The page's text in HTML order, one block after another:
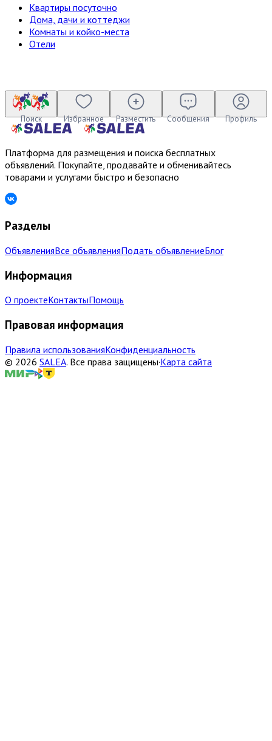
Квартиры посуточно
Дома, дачи и коттеджи
Комнаты и койко-места
Отели
Поиск Избранное Разместить Сообщения Профиль
Платформа для размещения и поиска бесплатных
объявлений. Покупайте, продавайте и обменивайтесь
товарами и услугами быстро и безопасно
Разделы
ОбъявленияВсе объявленияПодать объявлениеБлог
Информация
О проектеКонтактыПомощь
Правовая информация
Правила использованияКонфиденциальность
© 2026 SALEA. Все права защищены·Карта сайта